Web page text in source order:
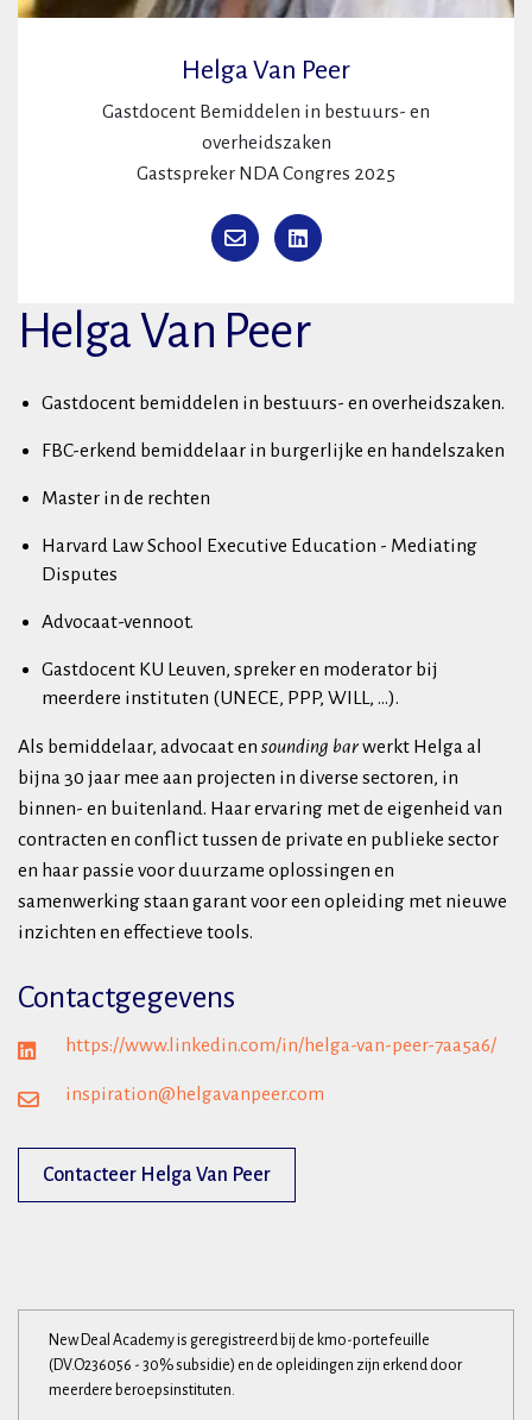
Helga Van Peer
Gastdocent Bemiddelen in bestuurs- en
overheidszaken
Gastspreker NDA Congres 2025
Helga Van Peer
Gastdocent bemiddelen in bestuurs- en overheidszaken.
FBC-erkend bemiddelaar in burgerlijke en handelszaken
Master in de rechten
Harvard Law School Executive Education - Mediating
Disputes
Advocaat-vennoot.
Gastdocent KU Leuven, spreker en moderator bij
meerdere instituten (UNECE, PPP, WILL, ...).
Als bemiddelaar, advocaat en sounding barwerkt Helga al
bijna 30 jaar mee aan projecten in diverse sectoren, in
binnen- en buitenland. Haar ervaring met de eigenheid van
contracten en conflict tussen de private en publieke sector
en haar passie voor duurzame oplossingen en
samenwerking staan garant voor een opleiding met nieuwe
inzichten en effectieve tools.
Contactgegevens
https://www.linkedin.com/in/helga-van-peer-7aa5a6/
inspiration@helgavanpeer.com
Contacteer Helga Van Peer
New Deal Academy is geregistreerd bij de kmo-portefeuille
(DV.O236056 - 30% subsidie) en de opleidingen zijn erkend door
meerdere beroepsinstituten.